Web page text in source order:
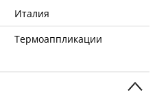
Италия
Термоаппликации